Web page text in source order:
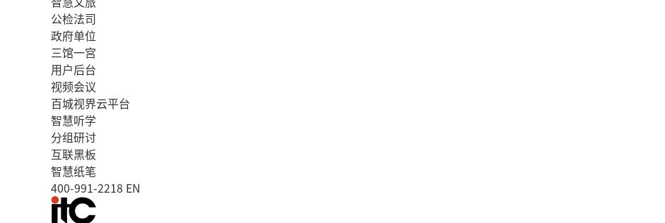
公检法司
政府单位
三馆一宫
用户后台
视频会议
百城视界云平台
智慧听学
分组研讨
互联黑板
智慧纸笔
400-991-2218 EN